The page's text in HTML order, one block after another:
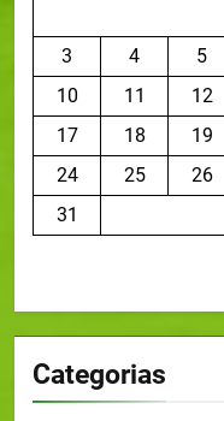
3
4 5
10
11 12
17
18 19
24
25 26
31
Categorias